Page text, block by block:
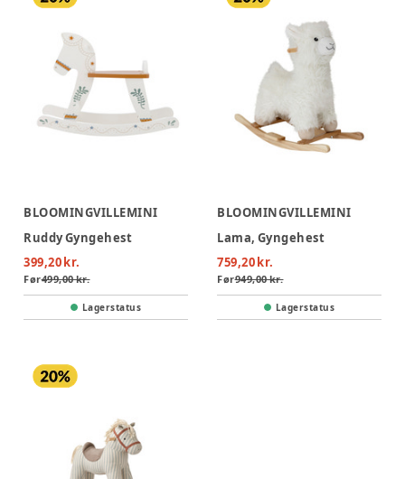
BLOOMINGVILLEMINI
Ruddy Gyngehest
399,20 kr.
Før499,00 kr.
Lagerstatus
BLOOMINGVILLEMINI
Lama, Gyngehest
759,20 kr.
Før949,00 kr.
Lagerstatus